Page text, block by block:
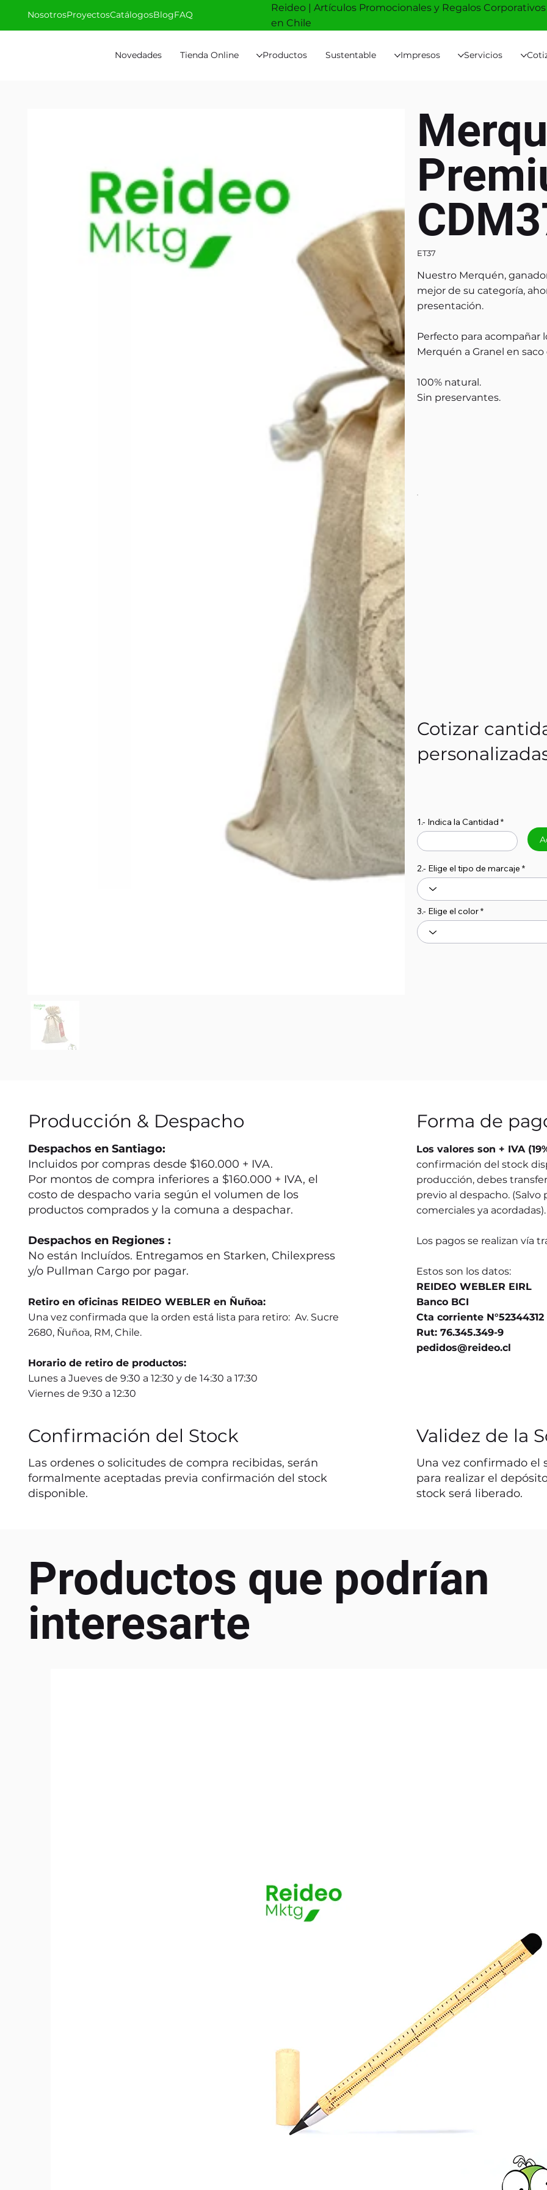
Novedades Tienda Online Productos Sustentable Impresos Servicios
NosotrosProyectosCatálogosBlogFAQ
Reideo | Artículos Promocionales y Regalos Corporativos
en Chile
ET37
Nuestro Merquén,
mejor de su categoría,
presentación.
Perfecto para acompañar
Merquén a Granel en saco
100% natural.
Sin preservantes.
Cotizar
1.- Indica la Cantidad
2.- Elige el tipo de marcaje
3.- Elige el color
Producción & Despacho
Despachos en Santiago:
Incluidos por compras desde $160.000 + IVA.
Por montos de compra inferiores a $160.000 + IVA, el
costo de despacho varia según el volumen de los
productos comprados y la comuna a despachar.
Despachos en Regiones :
No están Incluídos. Entregamos en Starken, Chilexpress
y/o Pullman Cargo por pagar.
Retiro en oficinas REIDEO WEBLER en Ñuñoa:
Una vez confirmada que la orden está lista para retiro: Av. Sucre
2680, Ñuñoa, RM, Chile.
Horario de retiro de productos:
Lunes a Jueves de 9:30 a 12:30 y de 14:30 a 17:30
Viernes de 9:30 a 12:30
Forma de
Los valores son + IVA
confirmación del stock
producción, debes
previo al despacho.
comerciales ya acordadas).
Los pagos se realizan vía
Estos son los datos:
REIDEO WEBLER EIRL
Banco BCI
Cta corriente N°52344312
Rut: 76.345.349-9
pedidos@reideo.cl
Confirmación del Stock
Las ordenes o solicitudes de compra recibidas, serán
formalmente aceptadas previa confirmación del stock
disponible.
Validez de la
Una vez confirmado el
para realizar el
stock será liberado.
Productos que podrían
interesarte